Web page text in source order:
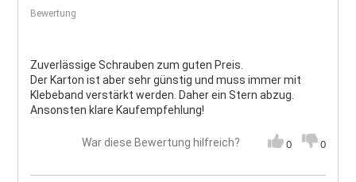
Bewertung
Zuverlässige Schrauben zum guten Preis.
Der Karton ist aber sehr günstig und muss immer mit
Klebeband verstärkt werden. Daher ein Stern abzug.
Ansonsten klare Kaufempfehlung!
War diese Bewertung hilfreich? 0 0